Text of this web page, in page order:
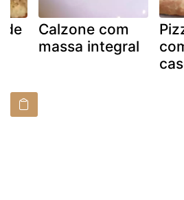
de
Calzone com
massa integral